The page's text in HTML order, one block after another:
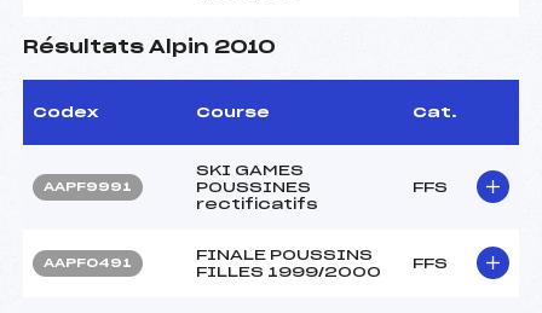
Résultats Alpin 2010
Codex Course Cat.
AAPF9991
SKI GAMES
POUSSINES
rectificatifs
FFS
AAPF0491
FINALE POUSSINS
FILLES 1999/2000
FFS